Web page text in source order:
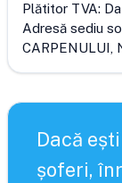
Plătitor TVA: Da
Adresă sediu
CARPENULUI,
Dacă
șoferi,